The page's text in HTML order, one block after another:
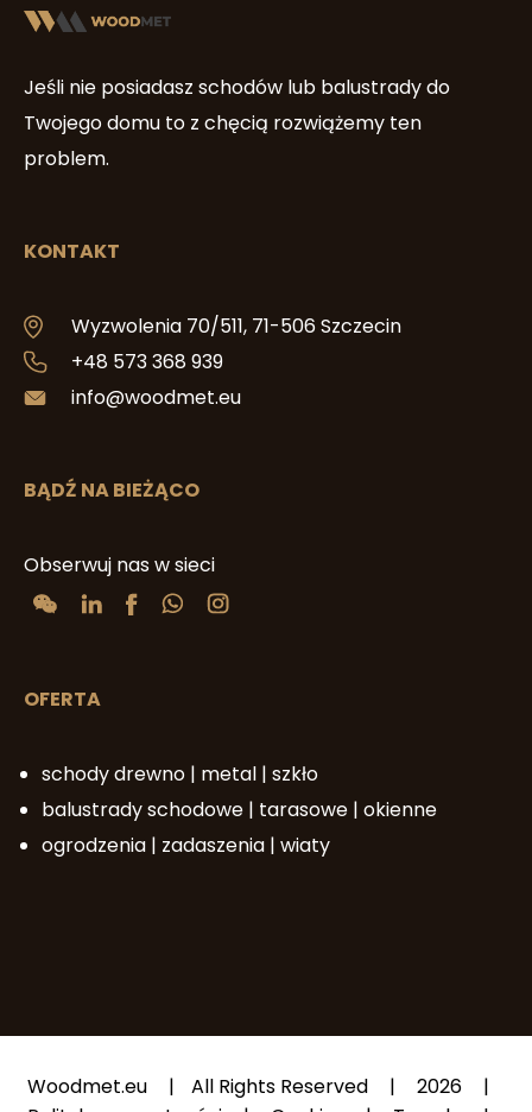
Jeśli nie posiadasz schodów lub balustrady do
Twojego domu to z chęcią rozwiążemy ten
problem.
KONTAKT
Wyzwolenia 70/511, 71-506 Szczecin
+48 573 368 939
info@woodmet.eu
BĄDŹ NA BIEŻĄCO
Obserwuj nas w sieci
OFERTA
schody drewno | metal | szkło
balustrady schodowe | tarasowe | okienne
ogrodzenia | zadaszenia | wiaty
Woodmet.eu | All Rights Reserved | 2026
|